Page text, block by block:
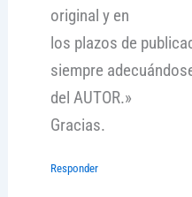
original y en
los plazos de
siempre
del AUTOR.»
Gracias.
Responder